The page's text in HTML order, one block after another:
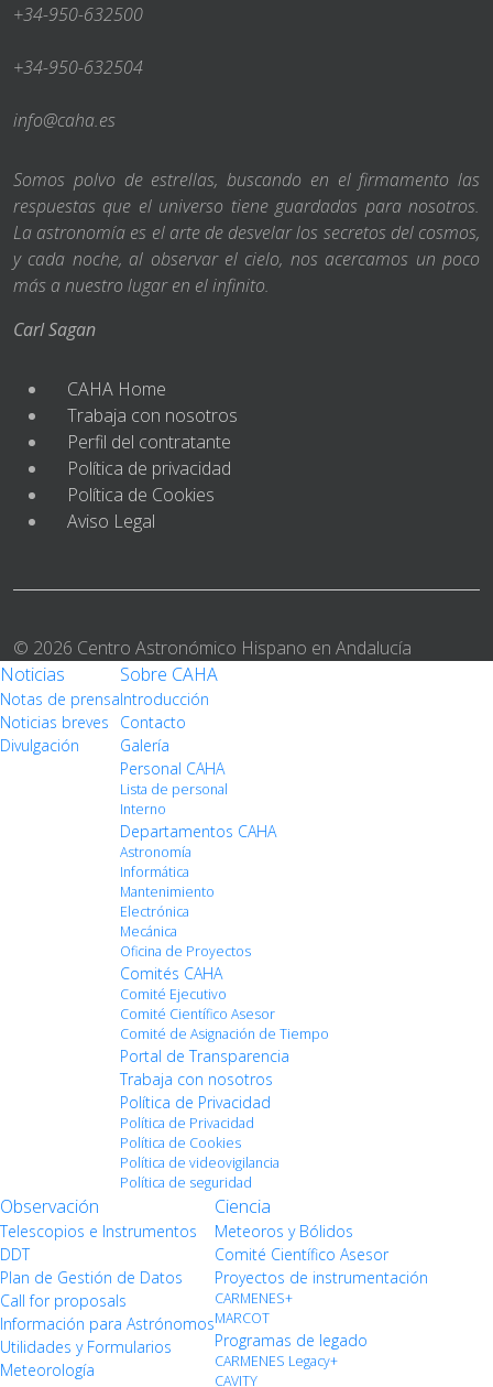
+34-950-632500
+34-950-632504
info@caha.es
Somos polvo de estrellas, buscando en el firmamento las
respuestas que el universo tiene guardadas para nosotros.
La astronomía es el arte de desvelar los secretos del cosmos,
y cada noche, al observar el cielo, nos acercamos un poco
más a nuestro lugar en el infinito.
Carl Sagan
CAHA Home
Trabaja con nosotros
Perfil del contratante
Política de privacidad
Política de Cookies
Aviso Legal
© 2026 Centro Astronómico Hispano en Andalucía
Noticias
Notas de prensa
Noticias breves
Divulgación
Sobre CAHA
Introducción
Contacto
Galería
Personal CAHA
Lista de personal
Interno
Departamentos CAHA
Astronomía
Informática
Mantenimiento
Electrónica
Mecánica
Oficina de Proyectos
Comités CAHA
Comité Ejecutivo
Comité Científico Asesor
Comité de Asignación de Tiempo
Portal de Transparencia
Trabaja con nosotros
Política de Privacidad
Política de Privacidad
Política de Cookies
Política de videovigilancia
Política de seguridad
Observación
Telescopios e Instrumentos
DDT
Plan de Gestión de Datos
Call for proposals
Información para Astrónomos
Utilidades y Formularios
Meteorología
Ciencia
Meteoros y Bólidos
Comité Científico Asesor
Proyectos de instrumentación
CARMENES+
MARCOT
Programas de legado
CARMENES Legacy+
CAVITY